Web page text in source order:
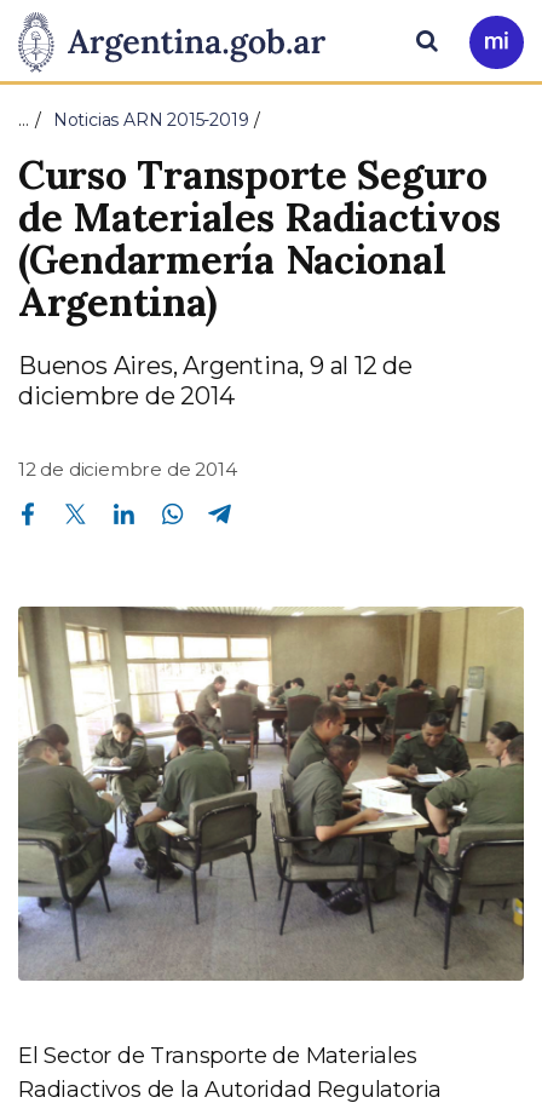
Presidencia
de
la
Nación
Pasar al contenido principal
Ir
a
Buscar
… Noticias ARN 2015-2019
Curso Transporte Seguro
de Materiales Radiactivos
(Gendarmería Nacional
Argentina)
Buenos Aires, Argentina, 9 al 12 de
diciembre de 2014
12 de diciembre de 2014
Compartir en Facebook Compartir en Twitter Compartir en Linkedin Compartir en Whatsapp
El Sector de Transporte de Materiales
Radiactivos de la Autoridad Regulatoria